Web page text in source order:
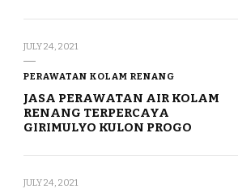
JULY 24, 2021
PERAWATAN KOLAM RENANG
JASA PERAWATAN AIR KOLAM
RENANG TERPERCAYA
GIRIMULYO KULON PROGO
JULY 24, 2021